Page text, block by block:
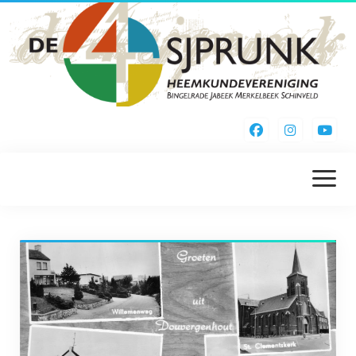
menu
openen
Home
Kieke Noa Vreuger
Inschrijfformulier
Webshop